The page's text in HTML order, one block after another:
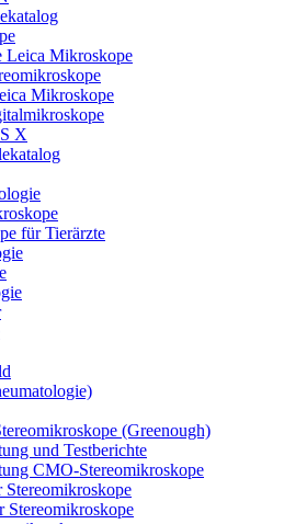
Leica Mikroskope
Mikroskope
X
für Tierärzte
(Greenough)
und Testberichte
CMO-Stereomikroskope
Stereomikroskope
Stereomikroskope